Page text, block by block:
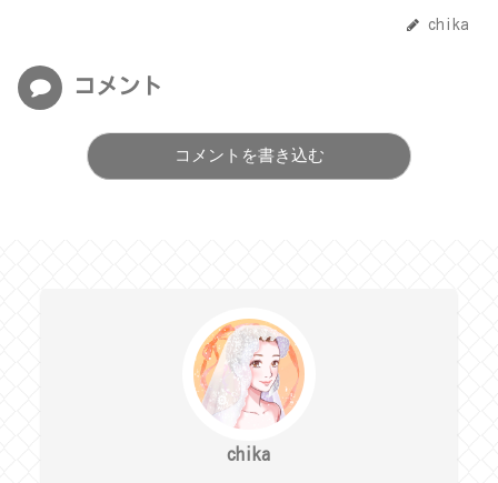
chika
コメント
コメントを書き込む
chika